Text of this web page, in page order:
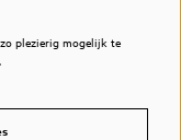
plezierig mogelijk te